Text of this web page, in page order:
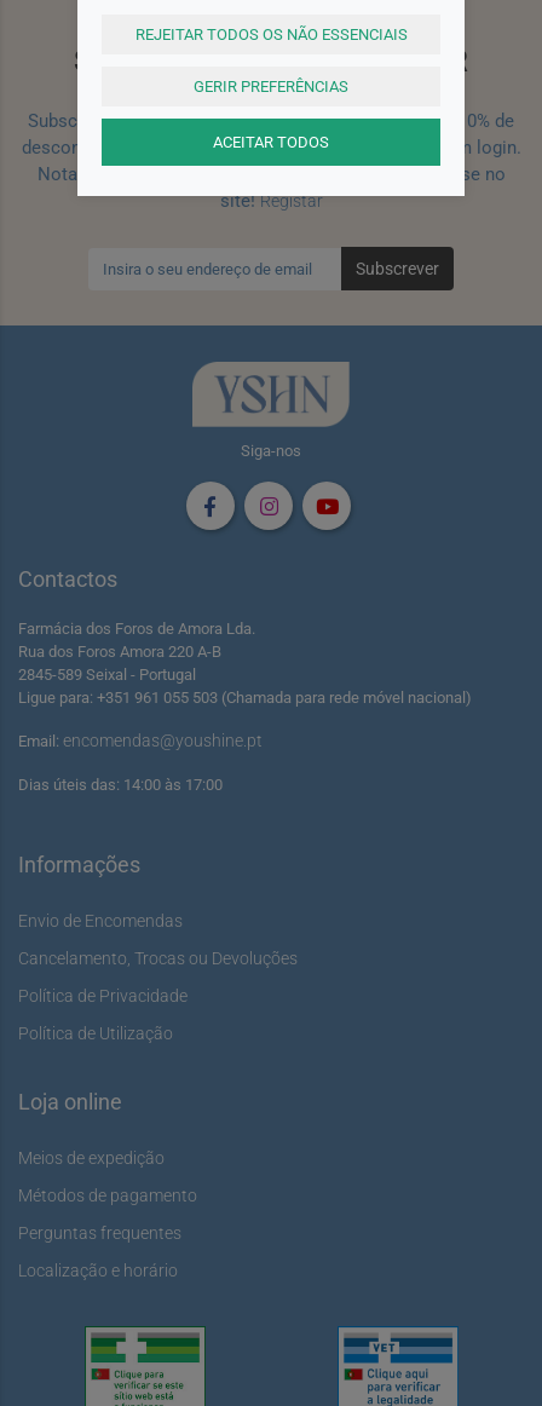
SUBSCREVA A NEWSLETTER
Subscreva a nossa newsletter e receba um cupão de 10% de
desconto para a sua próxima encomenda efetuada com login.
Nota: Para receber o cupão deverá primeiro registar-se no
site!Registar
Subscrever
Siga-nos
Contactos
Farmácia dos Foros de Amora Lda.
Rua dos Foros Amora 220 A-B
2845-589 Seixal - Portugal
Ligue para: +351 961 055 503 (Chamada para rede móvel nacional)
Email: encomendas@youshine.pt
Dias úteis das: 14:00 às 17:00
Informações
Envio de Encomendas
Cancelamento, Trocas ou Devoluções
Política de Privacidade
Política de Utilização
Loja online
Meios de expedição
Métodos de pagamento
Perguntas frequentes
Localização e horário
REJEITAR TODOS OS NÃO ESSENCIAIS
GERIR PREFERÊNCIAS
ACEITAR TODOS